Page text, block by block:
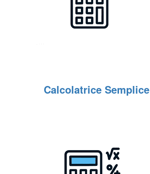
Calcolatrice Semplice